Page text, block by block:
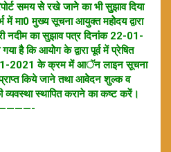
समय सेे रखे जानेे का भी सुुझाव दिया
मा0 मुख्य सूचना आयुक्त महोेदय द्वारा
नदीम का सुझाव पत्र दिनांक 22-01-
हैै कि आयोेग के द्वारा पूर्व में प्रेषित
2021 के क्रम में आॅन लाइन सूचना
किये जाने तथा आवेेदन शुल्क व
स्थापित कराने का कष्ट करें।